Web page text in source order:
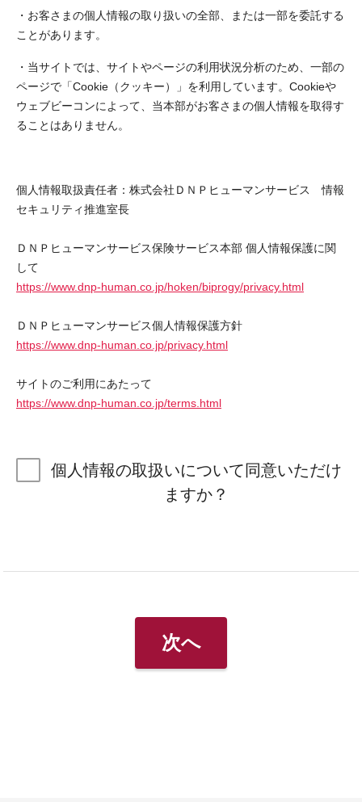
・お客さまの個人情報の取り扱いの全部、または一部を委託する
ことがあります。
・当サイトでは、サイトやページの利用状況分析のため、一部の
ページで「Cookie（クッキー）」を利用しています。Cookieや
ウェブビーコンによって、当本部がお客さまの個人情報を取得す
ることはありません。
個人情報取扱責任者：株式会社ＤＮＰヒューマンサービス 情報
セキュリティ推進室長
ＤＮＰヒューマンサービス保険サービス本部 個人情報保護に関
して
https://www.dnp-human.co.jp/hoken/biprogy/privacy.html
ＤＮＰヒューマンサービス個人情報保護方針
https://www.dnp-human.co.jp/privacy.html
サイトのご利用にあたって
https://www.dnp-human.co.jp/terms.html
個人情報の取扱いについて同意いただけ
ますか？
次へ